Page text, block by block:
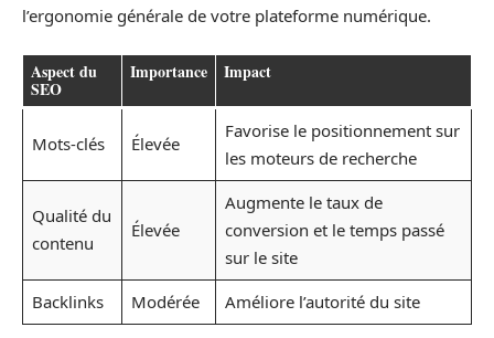
l’ergonomie générale de votre plateforme numérique.
Aspect du
SEO
Importance Impact
Mots-clés Élevée
Favorise le positionnement sur
les moteurs de recherche
Qualité du
contenu
Élevée
Augmente le taux de
conversion et le temps passé
sur le site
Backlinks
Modérée Améliore l’autorité du site